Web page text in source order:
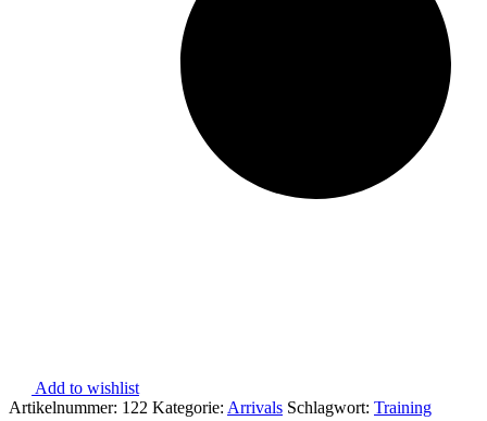
Add to wishlist
Artikelnummer: 122 Kategorie: Arrivals Schlagwort: Training